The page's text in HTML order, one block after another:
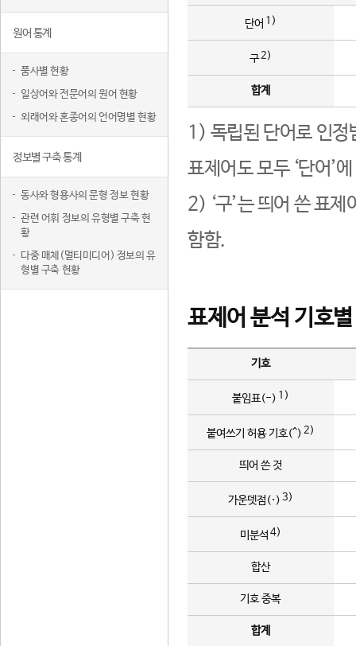
원어 통계
품사별 현황
일상어와 전문어의 원어 현황
외래어와 혼종어의 언어명별 현황
정보별 구축 통계
동사와 형용사의 문형 정보 현황
관련 어휘 정보의 유형별 구축 현
황
다중 매체(멀티미디어) 정보의 유
형별 구축 현황
단어 1)
구2)
합계
1) 독립된 단어로 인정
표제어도 모두 ‘단어’
2) ‘구’는 띄어 쓴 표
함함.
표제어 분석 기호
기호
붙임표(-) 1)
붙여쓰기 허용 기호(^) 2)
띄어 쓴 것
가운뎃점(·) 3)
미분석 4)
합산
기호 중복
합계